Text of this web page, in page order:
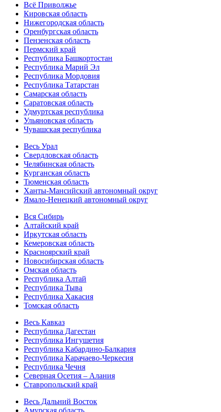
Всё Приволжье
Кировская область
Нижегородская область
Оренбургская область
Пензенская область
Пермский край
Республика Башкортостан
Республика Марий Эл
Республика Мордовия
Республика Татарстан
Самарская область
Саратовская область
Удмуртская республика
Ульяновская область
Чувашская республика
Весь Урал
Свердловская область
Челябинская область
Курганская область
Тюменская область
Ханты-Мансийский автономный округ
Ямало-Ненецкий автономный округ
Вся Сибирь
Алтайский край
Иркутская область
Кемеровская область
Красноярский край
Новосибирская область
Омская область
Республика Алтай
Республика Тыва
Республика Хакасия
Томская область
Весь Кавказ
Республика Дагестан
Республика Ингушетия
Республика Кабардино-Балкария
Республика Карачаево-Черкесия
Республика Чечня
Северная Осетия – Алания
Ставропольский край
Весь Дальний Восток
Амурская область